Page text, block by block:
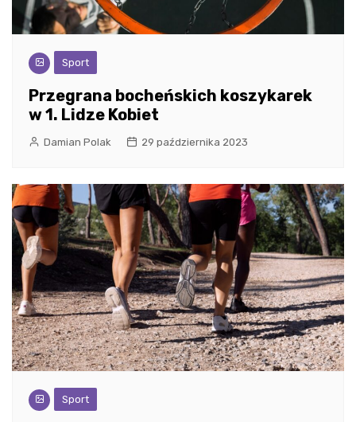
Sport
Przegrana bocheńskich koszykarek
w 1. Lidze Kobiet
Damian Polak 29 października 2023
Sport